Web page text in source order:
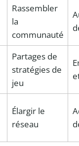
Rassembler
la
communauté
Partages de
stratégies de
jeu
Élargir le
réseau